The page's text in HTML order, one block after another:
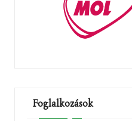
Foglalkozások